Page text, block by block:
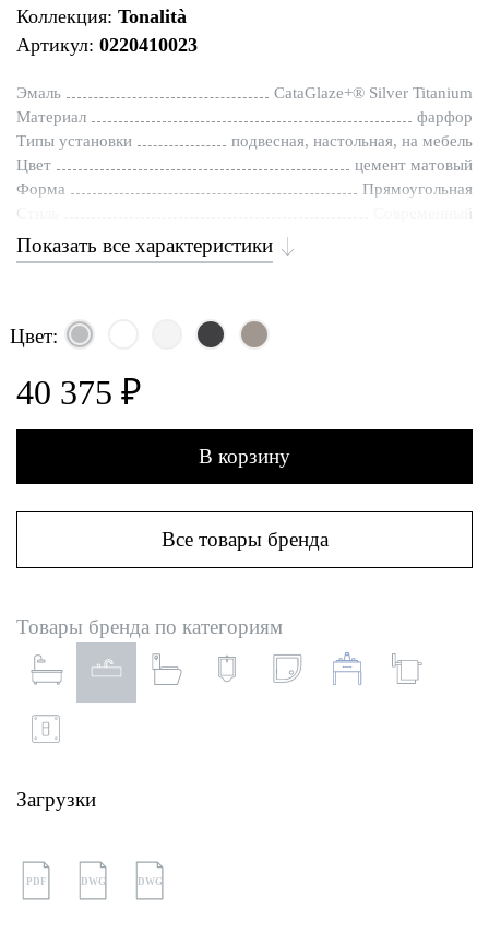
Коллекция: Tonalità
Артикул: 0220410023
Эмаль
CataGlaze+® Silver Titanium
Материал
фарфор
Типы установки
подвесная, настольная, на мебель
Цвет
цемент матовый
Форма
Прямоугольная
Стиль
Современный
Показать все характеристики
Цвет:
40 375 ₽
В корзину
Все товары бренда
Товары бренда по категориям
Загрузки
PDF DWG DWG